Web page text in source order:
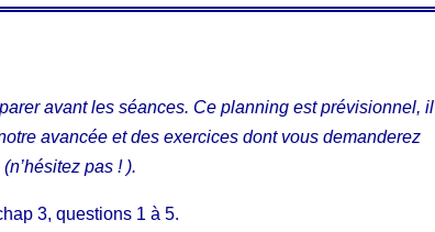
avant les séances. Ce planning est prévisionnel, il
avancée et des exercices dont vous demanderez
pas ! ).
3, questions 1 à 5.